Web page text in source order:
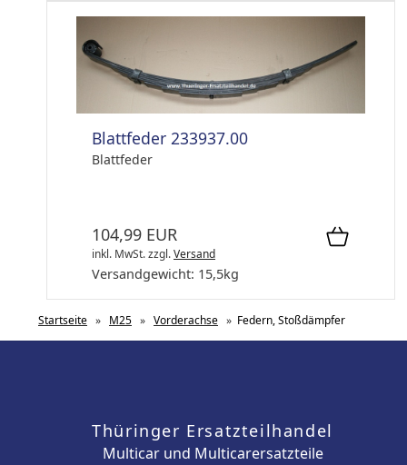
Blattfeder 233937.00
Blattfeder
104,99 EUR
inkl. MwSt.zzgl.Versand
Versandgewicht: 15,5kg
Startseite » M25 » Vorderachse » Federn, Stoßdämpfer
Thüringer Ersatzteilhandel
Multicar und Multicarersatzteile